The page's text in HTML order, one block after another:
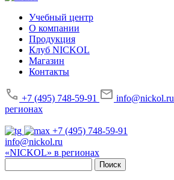
Учебный центр
О компании
Продукция
Клуб NICKOL
Магазин
Контакты
+7 (495) 748-59-91 info@nickol.ru
регионах
+7 (495) 748-59-91
info@nickol.ru
«NICKOL» в регионах